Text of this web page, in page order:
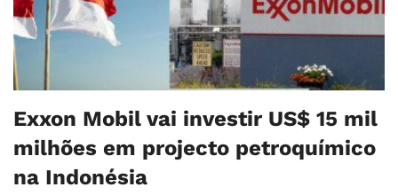
Exxon Mobil vai investir US$ 15 mil
milhões em projecto petroquímico
na Indonésia